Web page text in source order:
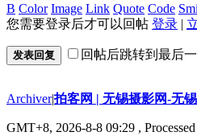
B Color Image Link Quote Code
您需要登录后才可以回帖 登录 |
发表回复 回帖后跳转到最后
Archiver|拍客网 | 无锡摄影网-无
GMT+8, 2026-8-8 09:29 ,